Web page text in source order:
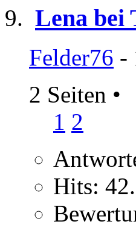
Lena bei
Felder76 -
2 Seiten •
1 2
Hits: